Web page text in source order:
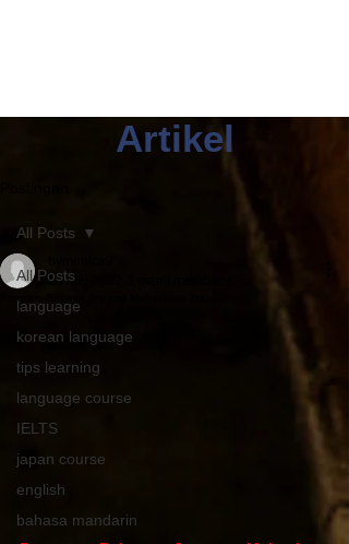
Artikel
All Posts
language
korean language
tips learning
language course
IELTS
japan course
english
bahasa mandarin
All Posts
23 Mei 2022